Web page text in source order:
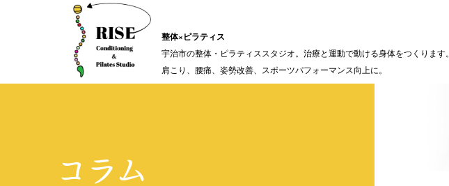
整体×ピラティス
宇治市の整体・ピラティススタジオ。治療と運動で動ける身体をつくります。
肩こり、腰痛、姿勢改善、スポーツパフォーマンス向上に。
コラム